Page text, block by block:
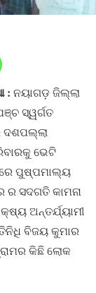
: ନୟାଗଡ଼ ଜିଲ୍ଲା
ସ୍ୱର୍ଗତ
ଦଶପଲ୍ଲା
ଭେଟି
ପୁଷ୍ପମାଲ୍ୟ
ସଦଗତି କାମନା
ଅନ୍ତର୍ଯ୍ୟାମୀ
ବିଜୟ କୁମାର
କିଛି ଲୋକ